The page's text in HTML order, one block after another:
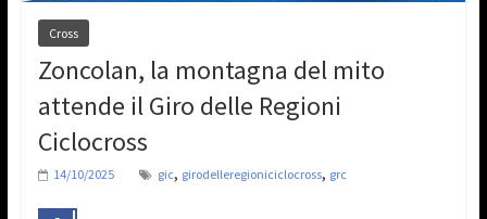
Cross
Zoncolan, la montagna del mito
attende il Giro delle Regioni
Ciclocross
14/10/2025 gic, girodelleregioniciclocross, grc